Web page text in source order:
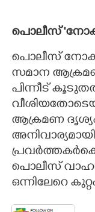
പൊലീസ്
പൊലീസ്
സമാന
പിന്നീട്
ആക്രമണ
പൊലീസ്
ഒന്നിലേറെ